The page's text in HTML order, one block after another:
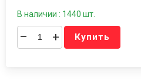
В наличии : 1440 шт.
– + Купить